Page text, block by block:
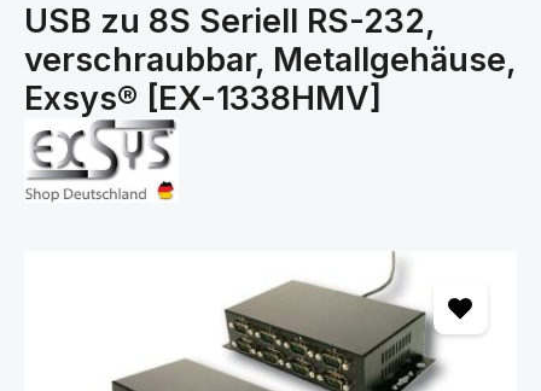
USB zu 8S Seriell RS-232,
verschraubbar, Metallgehäuse,
Exsys® [EX-1338HMV]